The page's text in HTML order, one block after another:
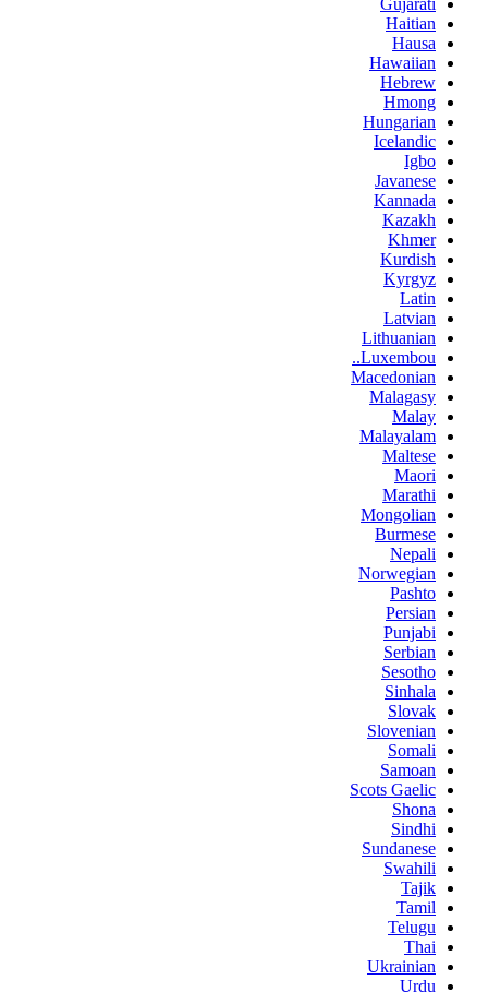
Gujarati
Haitian
Hausa
Hawaiian
Hebrew
Hmong
Hungarian
Icelandic
Igbo
Javanese
Kannada
Kazakh
Khmer
Kurdish
Kyrgyz
Latin
Latvian
Lithuanian
Luxembou..
Macedonian
Malagasy
Malay
Malayalam
Maltese
Maori
Marathi
Mongolian
Burmese
Nepali
Norwegian
Pashto
Persian
Punjabi
Serbian
Sesotho
Sinhala
Slovak
Slovenian
Somali
Samoan
Scots Gaelic
Shona
Sindhi
Sundanese
Swahili
Tajik
Tamil
Telugu
Thai
Ukrainian
Urdu